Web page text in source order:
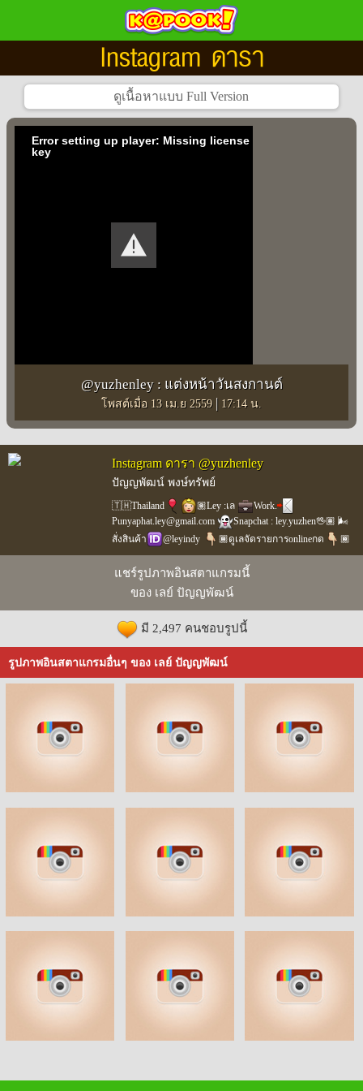
Instagram ดารา
Error setting up player: Missing license
key
@yuzhenley : แต่งหน้าวันสงกานต์
โพสต์เมื่อ 13 เม.ย 2559 | 17:14 น.
Instagram ดารา @yuzhenley
ปัญญพัฒน์ พงษ์ทรัพย์
🇹🇭Thailand 🏽Ley :เล
Work.
Punyaphat.ley@gmail.com
Snapchat : ley.yuzhen🖖🏽 🌬
สั่งสินค้า
@leyindy 🏾ดูเลจัดรายการonlineกด 🏾
แชร์รูปภาพอินสตาแกรมนี้
ของ เลย์ ปัญญพัฒน์
มี 2,497 คนชอบรูปนี้
รูปภาพอินสตาแกรมอื่นๆ ของ เลย์ ปัญญพัฒน์